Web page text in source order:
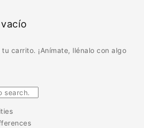
carrito. ¡Anímate, llénalo con algo